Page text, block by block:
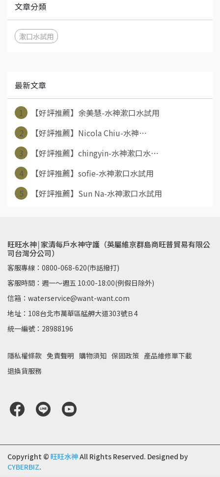
文章分類
漱口水試用
最新文章
1
【好評推薦】余美慧-水神漱口水試用
2
【好評推薦】Nicola Chiu-水神⋯
3
【好評推薦】chingyin-水神漱口水⋯
4
【好評推薦】sofie-水神漱口水試用
5
【好評推薦】Sun Na-水神漱口水試用
旺旺水神￨家清每戶水神守護（英屬維京群島商旺普貿易有限公
司台灣分公司）
客服專線：0800-068-620(市話撥打)
客服時間：週一～週五 10:00-18:00(例假日除外)
信箱：waterservice@want-want.com
地址：108台北市萬華區艋舺大道303號Ｂ4
統一編號：28988196
隱私權條款 免責聲明 購物須知 保固政策 產品維修單下載
退換貨服務
Copyright © 旺旺水神All Rights Reserved. Designed by
CYBERBIZ.